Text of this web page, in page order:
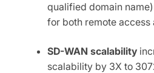
qualified domain
for both remote access
SD-WAN scalability
scalability by 3X to